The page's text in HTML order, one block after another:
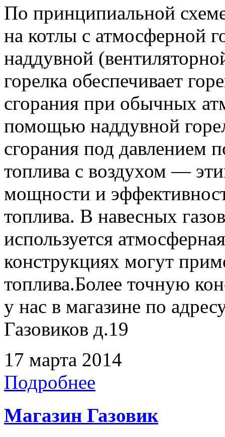
По принципиальной
на котлы с атмосферной
наддувной
горелка обеспечивает
сгорания при обычных
помощью наддувной
сгорания под давлением
топлива с воздухом —
мощности и
топлива. В навесных
используется
конструкциях могут
топлива.Более точную
у нас в магазине по
Газовиков д.19
17 марта 2014
Подробнее
Магазин Газовик